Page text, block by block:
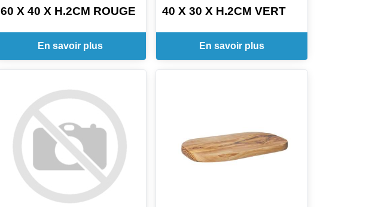
60 X 40 X H.2CM ROUGE
En savoir plus
40 X 30 X H.2CM VERT
En savoir plus